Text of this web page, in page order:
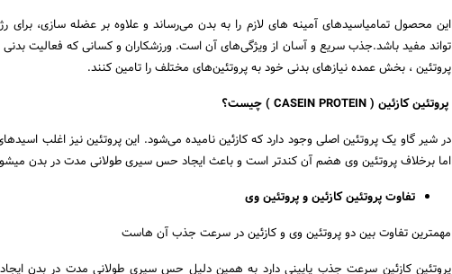
این محصول تمامیاسیدهای آمینه های لازم را به بدن می‌رساند و علاوه بر عضله سازی،
تواند مفید باشد.جذب سریع و آسان از ویژگی‌های آن است. ورزشکاران و کسانی که فعالیت بدنی
پروتئین ، بخش عمده نیازهای بدنی خود به پروتئین‌های مختلف را تامین کنند.
پروتئین کازئین ( CASEIN PROTEIN ) چیست؟
در شیر گاو یک پروتئین اصلی وجود دارد که کازئین نامیده می‌شود. این پروتئین نیز اغلب
اما برخلاف پروتئین وی هضم آن کندتر است و باعث ایجاد حس سیری طولانی مدت در بدن
تفاوت پروتئین کازئین و پروتئین وی
مهمترین تفاوت بین دو پروتئین وی و کازئین در سرعت جذب آن هاست
پروتئین کازئین سرعت جذب پایینی دارد به همین دلیل حس سیری طولانی مدت در بدن